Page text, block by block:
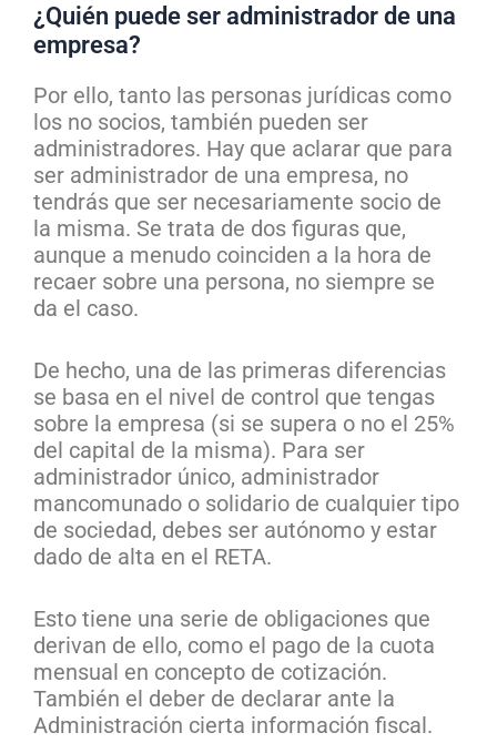
¿Quién puede ser administrador de una
empresa?
Por ello, tanto las personas jurídicas como
los no socios, también pueden ser
administradores. Hay que aclarar que para
ser administrador de una empresa, no
tendrás que ser necesariamente socio de
la misma. Se trata de dos figuras que,
aunque a menudo coinciden a la hora de
recaer sobre una persona, no siempre se
da el caso.
De hecho, una de las primeras diferencias
se basa en el nivel de control que tengas
sobre la empresa (si se supera o no el 25%
del capital de la misma). Para ser
administrador único, administrador
mancomunado o solidario de cualquier tipo
de sociedad, debes ser autónomo y estar
dado de alta en el RETA.
Esto tiene una serie de obligaciones que
derivan de ello, como el pago de la cuota
mensual en concepto de cotización.
También el deber de declarar ante la
Administración cierta información fiscal.